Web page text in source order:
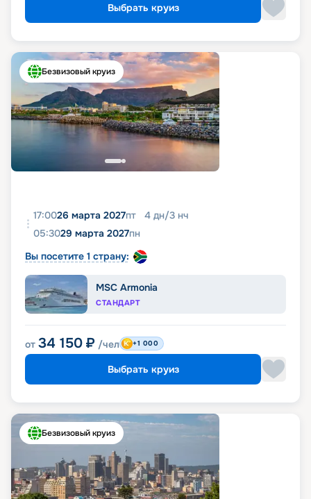
Выбрать круиз
Безвизовый круиз
17:0026 марта 2027пт 4 дн/3 нч
05:3029 марта 2027пн
Вы посетите 1 страну:
MSC Armonia
СТАНДАРТ
от 34 150 ₽ /чел +1 000
Выбрать круиз
Безвизовый круиз